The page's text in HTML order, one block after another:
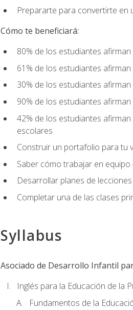
Prepararte para convertirte
Cómo te beneficiará:
80% de los estudiantes
61% de los estudiantes
30% de los estudiantes
90% de los estudiantes
42% de los estudiantes
escolares
Construir un portafolio para tu
Saber cómo trabajar en
Desarrollar planes de
Completar una de las clases
Syllabus
Asociado de Desarrollo Infantil
Inglés para la Educación de la
Fundamentos de la